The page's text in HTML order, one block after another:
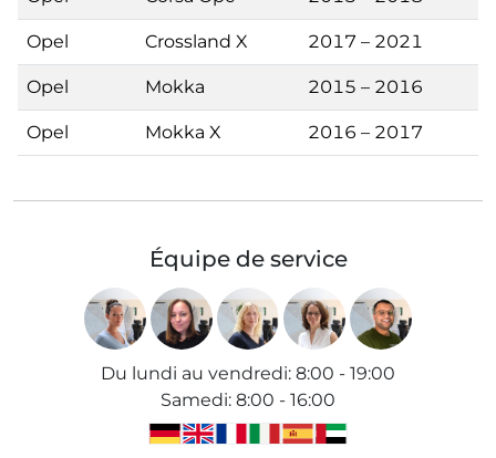
Opel Crossland X 2017 – 2021
Opel Mokka 2015 – 2016
Opel Mokka X 2016 – 2017
Équipe de service
Du lundi au vendredi: 8:00 - 19:00
Samedi: 8:00 - 16:00